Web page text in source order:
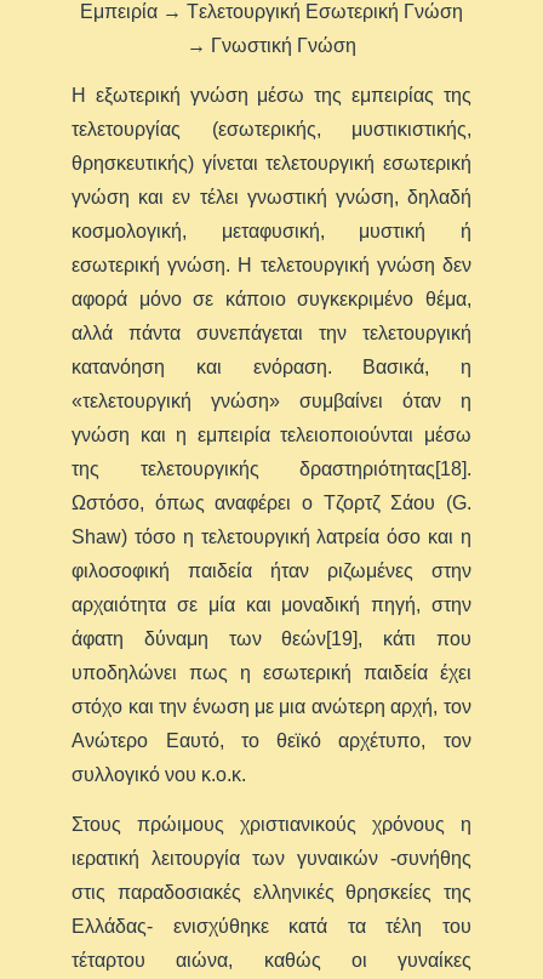
Eμπειρία → Tελετουργική Eσωτερική Γνώση
→ Γνωστική Γνώση
Η εξωτερική γνώση μέσω της εμπειρίας της
τελετουργίας (εσωτερικής, μυστικιστικής,
θρησκευτικής) γίνεται τελετουργική εσωτερική
γνώση και εν τέλει γνωστική γνώση, δηλαδή
κοσμολογική, μεταφυσική, μυστική ή
εσωτερική γνώση. Η τελετουργική γνώση δεν
αφορά μόνο σε κάποιο συγκεκριμένο θέμα,
αλλά πάντα συνεπάγεται την τελετουργική
κατανόηση και ενόραση. Βασικά, η
«τελετουργική γνώση» συμβαίνει όταν η
γνώση και η εμπειρία τελειοποιούνται μέσω
της τελετουργικής δραστηριότητας[18].
Ωστόσο, όπως αναφέρει ο Τζορτζ Σάου (G.
Shaw) τόσο η τελετουργική λατρεία όσο και η
φιλοσοφική παιδεία ήταν ριζωμένες στην
αρχαιότητα σε μία και μοναδική πηγή, στην
άφατη δύναμη των θεών[19], κάτι που
υποδηλώνει πως η εσωτερική παιδεία έχει
στόχο και την ένωση με μια ανώτερη αρχή, τον
Ανώτερο Εαυτό, το θεϊκό αρχέτυπο, τον
συλλογικό νου κ.ο.κ.
Στους πρώιμους χριστιανικούς χρόνους η
ιερατική λειτουργία των γυναικών -συνήθης
στις παραδοσιακές ελληνικές θρησκείες της
Ελλάδας- ενισχύθηκε κατά τα τέλη του
τέταρτου αιώνα, καθώς οι γυναίκες